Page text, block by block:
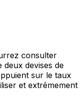
consulter
devises de
sur le taux
et extrêmement